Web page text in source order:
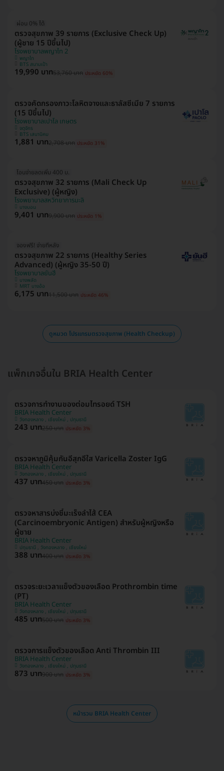
ผ่อน 0% ได้
ตรวจสุขภาพ 39 รายการ (Exclusive Check Up)
(ผู้ชาย 15 ปีขึ้นไป)
โรงพยาบาลพญาไท 2
พญาไท
BTS สนามเป้า
19,990 บาท53,760 บาท ประหยัด 60%
ตรวจคัดกรองภาวะโลหิตจางและธาลัสซีเมีย 7 รายการ
(15 ปีขึ้นไป)
โรงพยาบาลเปาโล เกษตร
จตุจักร
BTS เสนานิคม
1,881 บาท2,708 บาท ประหยัด 31%
โอนจ่ายลดเพิ่ม 400 บ.
ตรวจสุขภาพ 32 รายการ (Mali Check Up
Exclusive) (ผู้หญิง)
โรงพยาบาลสหวิทยาการมะลิ
บางบอน
9,401 บาท9,900 บาท ประหยัด 1%
จองฟรี! จ่ายทีหลัง
ตรวจสุขภาพ 22 รายการ (Healthy Series
Advanced) (ผู้หญิง 35-50 ปี)
โรงพยาบาลยันฮี
บางพลัด
MRT บางอ้อ
6,175 บาท11,500 บาท ประหยัด 46%
ดูหมวด โปรแกรมตรวจสุขภาพ (Health Checkup)
แพ็กเกจอื่นใน BRIA Health Center
ตรวจการทำงานของต่อมไทรอยด์ TSH
BRIA Health Center
วังทองหลาง , เชียงใหม่ , ปทุมธานี
243 บาท250 บาท ประหยัด 3%
ตรวจหาภูมิคุ้มกันอีสุกอีใส Varicella Zoster IgG
BRIA Health Center
วังทองหลาง , เชียงใหม่ , ปทุมธานี
437 บาท450 บาท ประหยัด 3%
ตรวจหาสารบ่งชี้มะเร็งลำไส้ CEA
(Carcinoembryonic Antigen) สำหรับผู้หญิงหรือ
ผู้ชาย
BRIA Health Center
ปทุมธานี , วังทองหลาง , เชียงใหม่
388 บาท400 บาท ประหยัด 3%
ตรวจระยะเวลาแข็งตัวของเลือด Prothrombin time
(PT)
BRIA Health Center
วังทองหลาง , เชียงใหม่ , ปทุมธานี
485 บาท500 บาท ประหยัด 3%
ตรวจการแข็งตัวของเลือด Anti Thrombin III
BRIA Health Center
วังทองหลาง , เชียงใหม่ , ปทุมธานี
873 บาท900 บาท ประหยัด 3%
หน้ารวม BRIA Health Center